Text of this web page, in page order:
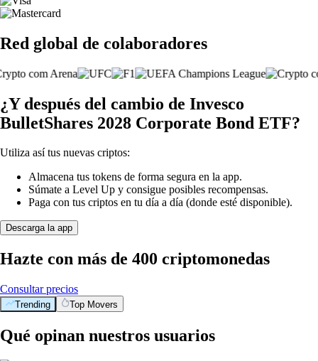
Red global de colaboradores
¿Y después del cambio de Invesco
BulletShares 2028 Corporate Bond ETF?
Utiliza así tus nuevas criptos:
Almacena tus tokens de forma segura en la app.
Súmate a Level Up y consigue posibles recompensas.
Paga con tus criptos en tu día a día (donde esté disponible).
Descarga la app
Hazte con más de 400 criptomonedas
Consultar precios
Trending Top Movers
Qué opinan nuestros usuarios